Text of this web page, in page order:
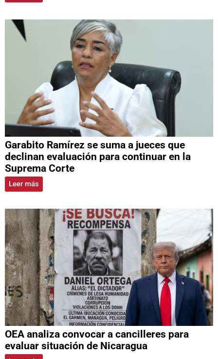
Garabito Ramírez se suma a jueces que
declinan evaluación para continuar en la
Suprema Corte
Leer más
OEA analiza convocar a cancilleres para
evaluar situación de Nicaragua